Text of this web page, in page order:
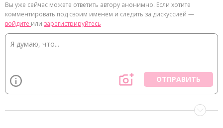
Вы уже сейчас можете ответить автору анонимно. Если хотите
комментировать под своим именем и следить за дискуссией —
войдите или зарегистрируйтесь
ОТПРАВИТЬ